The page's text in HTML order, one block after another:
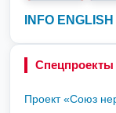
INFO ENGLISH
Спецпроекты
Проект «Союз